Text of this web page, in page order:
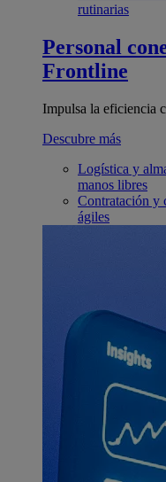
rutinarias
Personal
Frontline
Impulsa la eficiencia
Descubre más
Logística y
manos libres
Contratación y
ágiles